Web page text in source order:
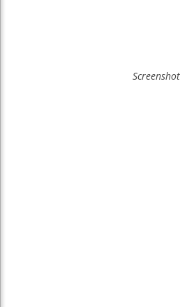
Screenshot